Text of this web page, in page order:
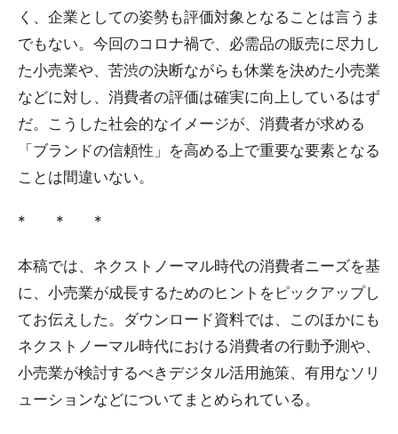
く、企業としての姿勢も評価対象となることは言うま
でもない。今回のコロナ禍で、必需品の販売に尽力し
た小売業や、苦渋の決断ながらも休業を決めた小売業
などに対し、消費者の評価は確実に向上しているはず
だ。こうした社会的なイメージが、消費者が求める
「ブランドの信頼性」を高める上で重要な要素となる
ことは間違いない。
* * *
本稿では、ネクストノーマル時代の消費者ニーズを基
に、小売業が成長するためのヒントをピックアップし
てお伝えした。ダウンロード資料では、このほかにも
ネクストノーマル時代における消費者の行動予測や、
小売業が検討するべきデジタル活用施策、有用なソリ
ューションなどについてまとめられている。